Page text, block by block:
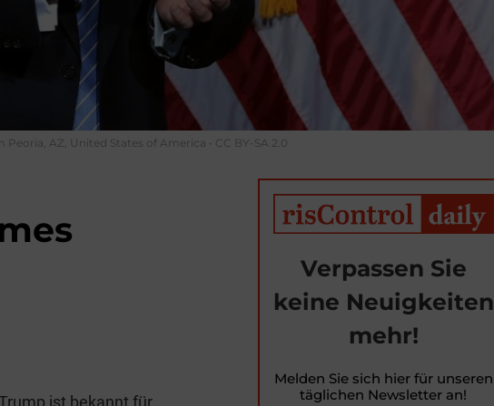
AZ, United States of America • CC BY-SA 2.0
ist bekannt für
Verpassen Sie
keine Neuigkeiten
mehr!
Melden Sie sich hier für unseren
täglichen Newsletter an!